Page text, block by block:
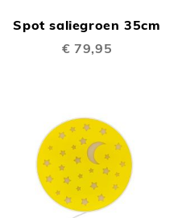
Spot saliegroen 35cm
€ 79,95